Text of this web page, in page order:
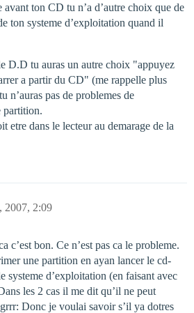
ton CD tu n’a d’autre choix que de
ton systeme d’exploitation quand il
D.D tu auras un autre choix "appuyez
a partir du CD" (me rappelle plus
n’auras pas de problemes de
partition.
dans le lecteur au demarage de la
2007, 2:09
c’est bon. Ce n’est pas ca le probleme.
une partition en ayan lancer le cd-
systeme d’exploitation (en faisant avec
les 2 cas il me dit qu’il ne peut
Donc je voulai savoir s’il ya dotres